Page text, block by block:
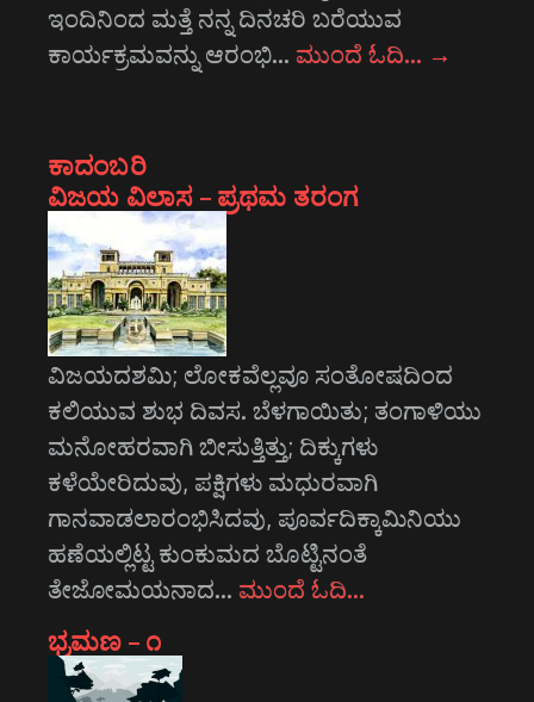
ಇಂದಿನಿಂದ ಮತ್ತೆ ನನ್ನ ದಿನಚರಿ ಬರೆಯುವ
ಕಾರ್ಯಕ್ರಮವನ್ನು ಆರಂಭಿ… ಮುಂದೆ ಓದಿ… →
ಕಾದಂಬರಿ
ವಿಜಯ ವಿಲಾಸ – ಪ್ರಥಮ ತರಂಗ
ವಿಜಯದಶಮಿ; ಲೋಕವೆಲ್ಲವೂ ಸಂತೋಷದಿಂದ
ಕಲಿಯುವ ಶುಭ ದಿವಸ. ಬೆಳಗಾಯಿತು; ತಂಗಾಳಿಯು
ಮನೋಹರವಾಗಿ ಬೀಸುತ್ತಿತ್ತು; ದಿಕ್ಕುಗಳು
ಕಳೆಯೇರಿದುವು, ಪಕ್ಷಿಗಳು ಮಧುರವಾಗಿ
ಗಾನವಾಡಲಾರಂಭಿಸಿದವು, ಪೂರ್ವದಿಕ್ಕಾಮಿನಿಯು
ಹಣೆಯಲ್ಲಿಟ್ಟ ಕುಂಕುಮದ ಬೊಟ್ಟಿನಂತೆ
ತೇಜೋಮಯನಾದ… ಮುಂದೆ ಓದಿ…
ಭ್ರಮಣ – ೧